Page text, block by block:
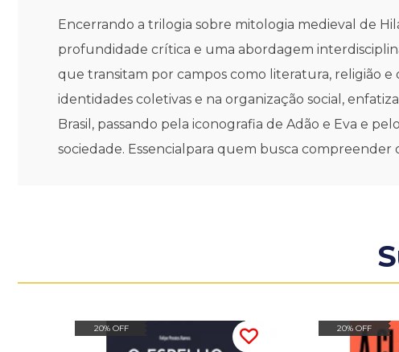
Encerrando a trilogia sobre mitologia medieval de
profundidade crítica e uma abordagem
que transitam por campos como literatura, religião
identidades coletivas e na organização social,
Brasil, passando pela iconografia de Adão e Eva e
sociedade. Essencialpara quem busca
20% OFF 20% OFF